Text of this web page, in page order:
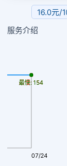
16.0元/
服务介绍
07/24
最慢: 154
最快: 154